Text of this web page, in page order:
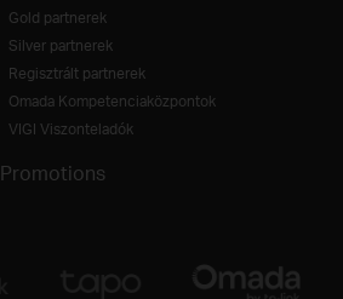
Gold partnerek
Silver partnerek
Regisztrált partnerek
Omada Kompetenciaközpontok
VIGI Viszonteladók
Promotions